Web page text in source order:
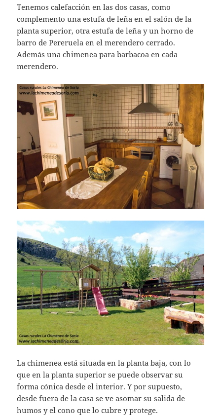
Tenemos calefacción en las dos casas, como
complemento una estufa de leña en el salón de la
planta superior, otra estufa de leña y un horno de
barro de Pereruela en el merendero cerrado.
Además una chimenea para barbacoa en cada
merendero.
La chimenea está situada en la planta baja, con lo
que en la planta superior se puede observar su
forma cónica desde el interior. Y por supuesto,
desde fuera de la casa se ve asomar su salida de
humos y el cono que lo cubre y protege.